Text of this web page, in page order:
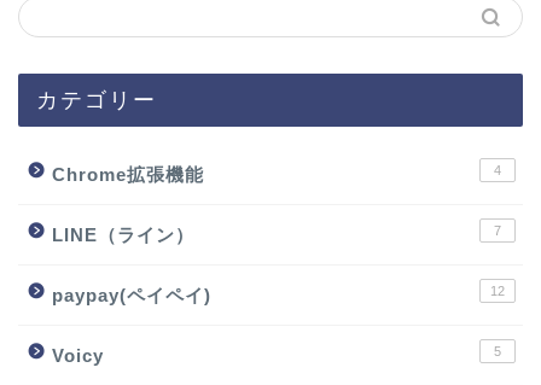
カテゴリー
Chrome拡張機能 4
LINE（ライン） 7
paypay(ペイペイ) 12
Voicy 5